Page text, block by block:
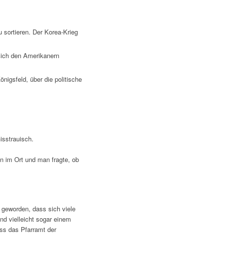
Der Korea-Krieg
den Amerikanern
über die politische
im Ort und man fragte, ob
dass sich viele
vielleicht sogar einem
das Pfarramt der